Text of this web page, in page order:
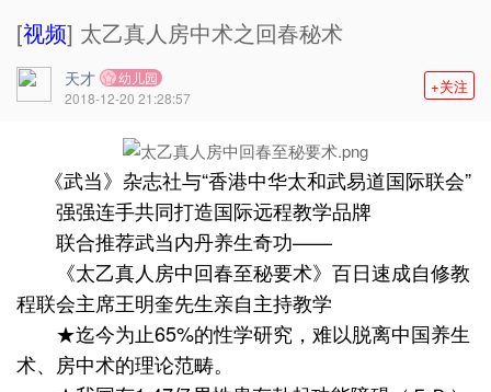
[视频] 太乙真人房中术之回春秘术
天才
幼儿园
2018-12-20 21:28:57
+关注
《武当》杂志社与“香港中华太和武易道国际联会”
强强连手共同打造国际远程教学品牌
联合推荐武当内丹养生奇功——
《太乙真人房中回春至秘要术》百日速成自修教
程联会主席王明奎先生亲自主持教学
★迄今为止65%的性学研究，难以脱离中国养生
术、 房中术的理论范畴。